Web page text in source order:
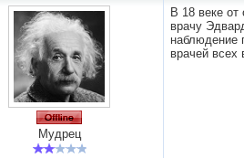
Мудрец
В 18 веке
врачу
наблюдение
врачей